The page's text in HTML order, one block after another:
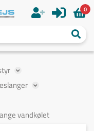
0
vandkølet